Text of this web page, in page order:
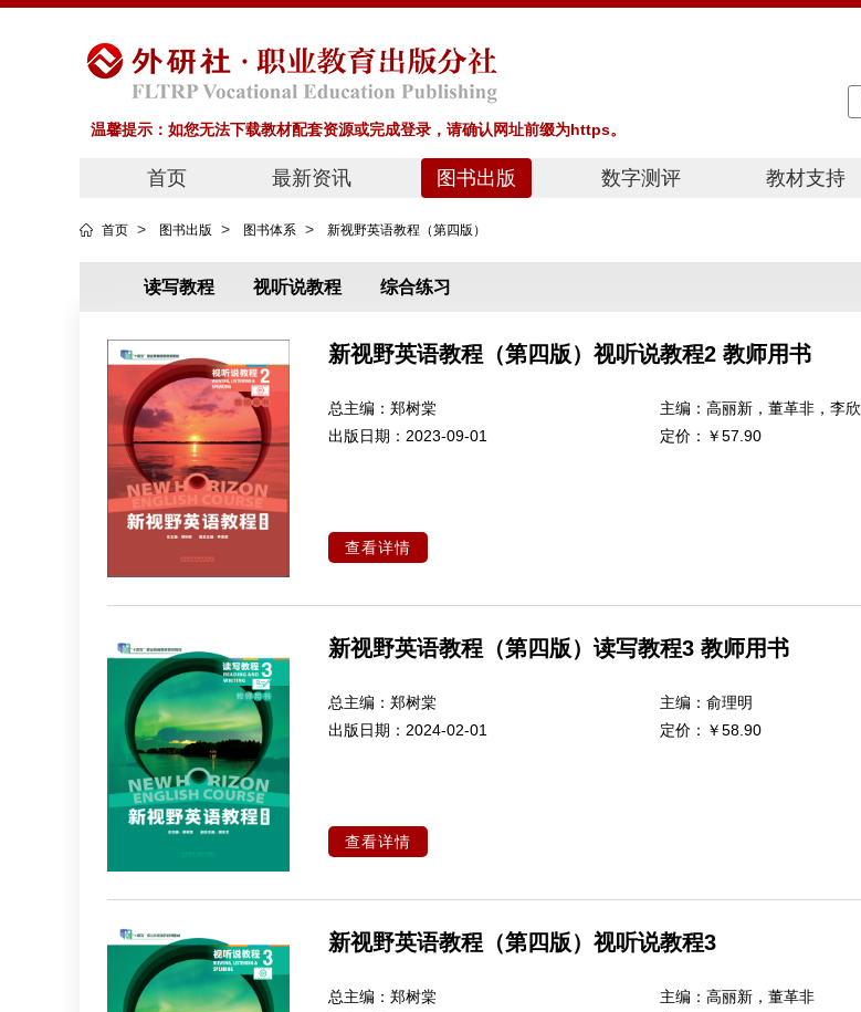
温馨提示：如您无法下载教材配套资源或完成登录，请确认网址前缀为https。
首页 最新资讯 图书出版 数字测评 教材支持
首页 > 图书出版 > 图书体系 > 新视野英语教程（第四版）
读写教程 视听说教程 综合练习
新视野英语教程（第四版）视听说教程2 教师用书
总主编： 郑树棠 主编： 高丽新，董革非，李欣
出版日期： 2023-09-01 定价： ￥57.90
查看详情
新视野英语教程（第四版）读写教程3 教师用书
总主编： 郑树棠 主编： 俞理明
出版日期： 2024-02-01 定价： ￥58.90
查看详情
新视野英语教程（第四版）视听说教程3
总主编： 郑树棠 主编： 高丽新，董革非